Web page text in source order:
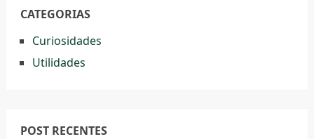
CATEGORIAS
Curiosidades
Utilidades
POST RECENTES